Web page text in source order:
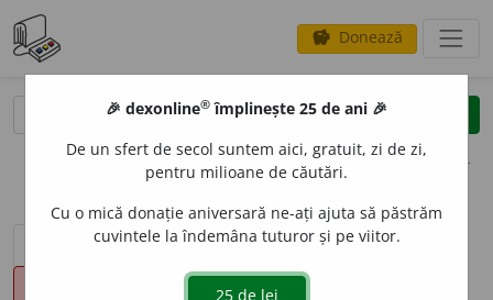
savings Donează
clear
opțiuni
sinteza definițiilor (1) definiții (17)
conjugări
🎉 dexonline® împlinește 25 de ani 🎉
De un sfert de secol suntem aici, gratuit, zi de zi,
pentru milioane de căutări.
Cu o mică donație aniversară ne-ați ajuta să păstrăm
cuvintele la îndemâna tuturor și pe viitor.